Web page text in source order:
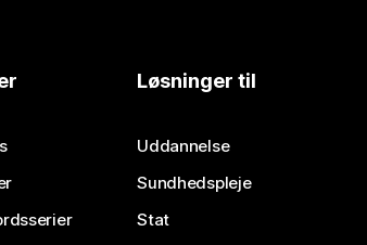
Løsninger til
Uddannelse
Sundhedspleje
Stat